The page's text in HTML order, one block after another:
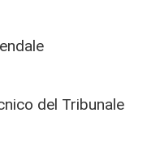
del Tribunale